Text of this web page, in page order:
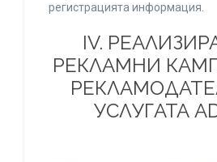
регистрацията информация.
IV.
РЕКЛАМНИ
УСЛУГАТА